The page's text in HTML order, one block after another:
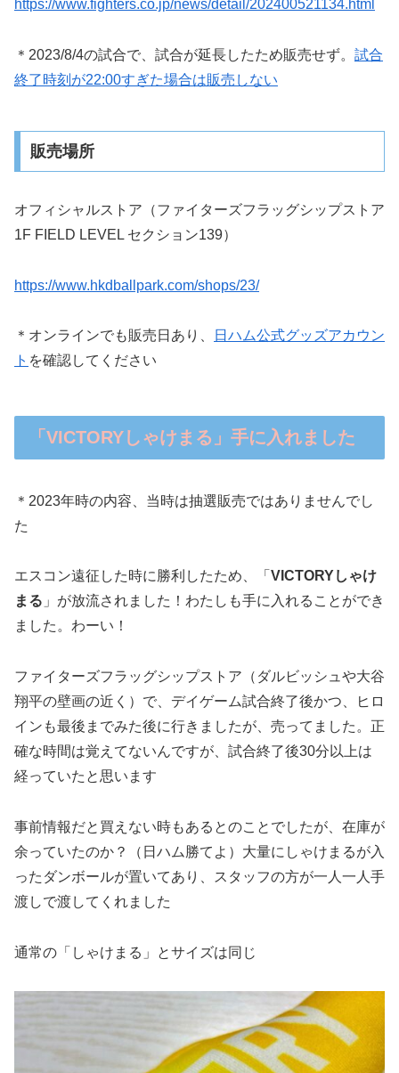
https://www.fighters.co.jp/news/detail/202400521134.html
＊2023/8/4の試合で、試合が延長したため販売せず。 試合
終了時刻が22:00すぎた場合は販売しない
販売場所
オフィシャルストア（ファイターズフラッグシップストア
1F FIELD LEVEL セクション139）
https://www.hkdballpark.com/shops/23/
＊オンラインでも販売日あり、
日ハム公式グッズアカウン
ト を確認してください
「VICTORYしゃけまる」手に入れました
＊2023年時の内容、当時は抽選販売ではありませんでし
た
エスコン遠征した時に勝利したため、「 VICTORYしゃけ
まる 」が放流されました！わたしも手に入れることができ
ました。わーい！
ファイターズフラッグシップストア（ダルビッシュや大谷
翔平の壁画の近く）で、デイゲーム試合終了後かつ、ヒロ
インも最後までみた後に行きましたが、売ってました。正
確な時間は覚えてないんですが、試合終了後30分以上は
経っていたと思います
事前情報だと買えない時もあるとのことでしたが、在庫が
余っていたのか？（日ハム勝てよ）大量にしゃけまるが入
ったダンボールが置いてあり、スタッフの方が一人一人手
渡しで渡してくれました
通常の「しゃけまる」とサイズは同じ